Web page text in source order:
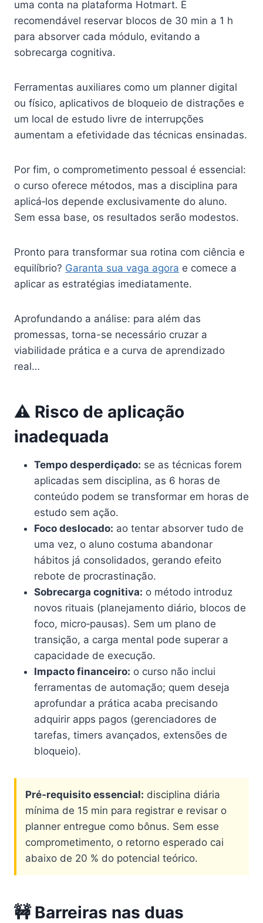
uma conta na plataforma Hotmart. É
recomendável reservar blocos de 30 min a 1 h
para absorver cada módulo, evitando a
sobrecarga cognitiva.
Ferramentas auxiliares como um planner digital
ou físico, aplicativos de bloqueio de distrações e
um local de estudo livre de interrupções
aumentam a efetividade das técnicas ensinadas.
Por fim, o comprometimento pessoal é essencial:
o curso oferece métodos, mas a disciplina para
aplicá‑los depende exclusivamente do aluno.
Sem essa base, os resultados serão modestos.
Pronto para transformar sua rotina com ciência e
equilíbrio? Garanta sua vaga agora e comece a
aplicar as estratégias imediatamente.
Aprofundando a análise: para além das
promessas, torna-se necessário cruzar a
viabilidade prática e a curva de aprendizado
real…
⚠️ Risco de aplicação
inadequada
Tempo desperdiçado: se as técnicas forem
aplicadas sem disciplina, as 6 horas de
conteúdo podem se transformar em horas de
estudo sem ação.
Foco deslocado: ao tentar absorver tudo de
uma vez, o aluno costuma abandonar
hábitos já consolidados, gerando efeito
rebote de procrastinação.
Sobrecarga cognitiva: o método introduz
novos rituais (planejamento diário, blocos de
foco, micro‑pausas). Sem um plano de
transição, a carga mental pode superar a
capacidade de execução.
Impacto financeiro: o curso não inclui
ferramentas de automação; quem deseja
aprofundar a prática acaba precisando
adquirir apps pagos (gerenciadores de
tarefas, timers avançados, extensões de
bloqueio).
Pré‑requisito essencial: disciplina diária
mínima de 15 min para registrar e revisar o
planner entregue como bônus. Sem esse
comprometimento, o retorno esperado cai
abaixo de 20 % do potencial teórico.
🚧 Barreiras nas duas